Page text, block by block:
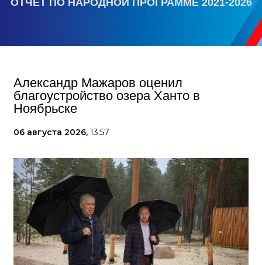
ОТЧЕТ ПО НАРОДНОЙ ПРОГРАММЕ 2021-2026
Александр Мажаров оценил
благоустройство озера Ханто в
Ноябрьске
06 августа 2026, 13:57